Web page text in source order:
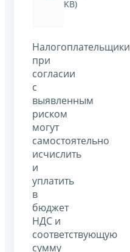
KB)
Налогоплательщики
при
согласии
с
выявленным
риском
могут
самостоятельно
исчислить
и
уплатить
в
бюджет
НДС и
соответствующую
сумму